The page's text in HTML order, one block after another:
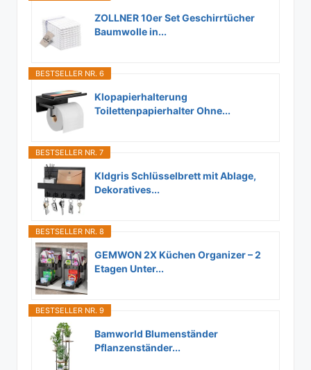
ZOLLNER 10er Set Geschirrtücher
Baumwolle in...
BESTSELLER NR. 6
Klopapierhalterung
Toilettenpapierhalter Ohne...
BESTSELLER NR. 7
Kldgris Schlüsselbrett mit Ablage,
Dekoratives...
BESTSELLER NR. 8
GEMWON 2X Küchen Organizer – 2
Etagen Unter...
BESTSELLER NR. 9
Bamworld Blumenständer
Pflanzenständer...